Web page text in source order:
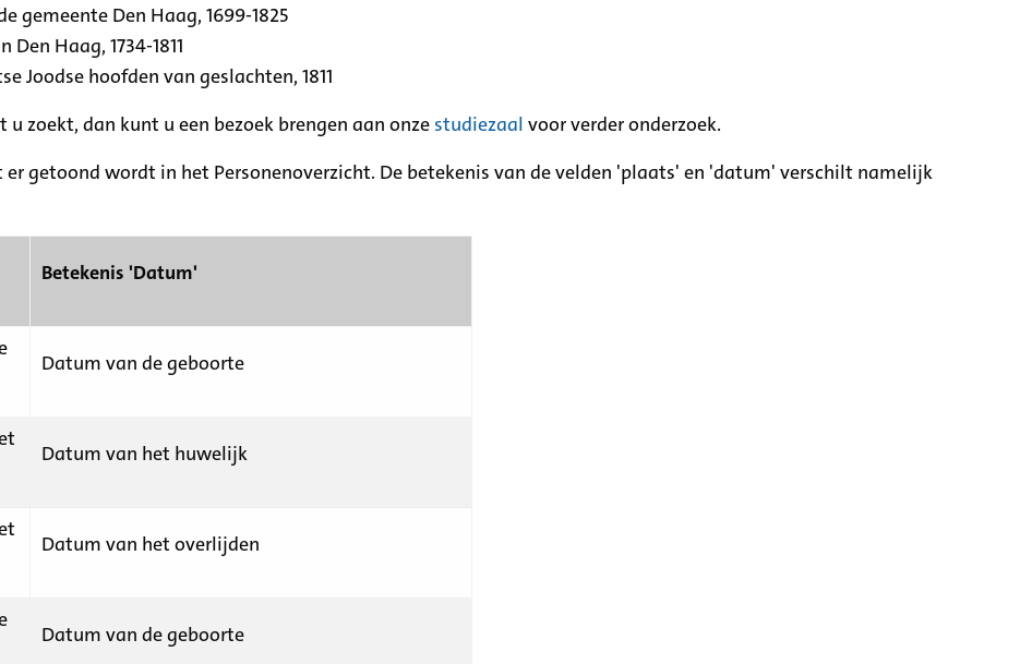
gemeente Den Haag, 1699-1825
Haag, 1734-1811
Joodse hoofden van geslachten, 1811
zoekt, dan kunt u een bezoek brengen aan onze studiezaal voor verder onderzoek.
getoond wordt in het Personenoverzicht. De betekenis van de velden 'plaats' en 'datum' verschilt namelijk
Betekenis 'Datum'
Datum van de geboorte
Datum van het huwelijk
Datum van het overlijden
Datum van de geboorte